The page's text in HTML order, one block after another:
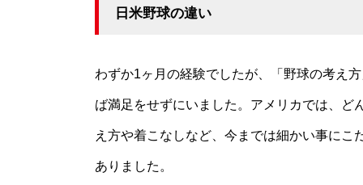
日米野球の違い
わずか1ヶ月の経験でしたが、「野球の考え
ば満足をせずにいました。アメリカでは、
え方や着こなしなど、今までは細かい事に
ありました。